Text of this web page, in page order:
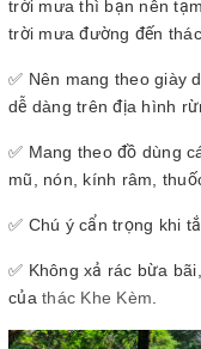
trời mưa thì bạn nên
trời mưa đường đến
✅ Nên mang theo giày
dễ dàng trên địa hình
✅ Mang theo đồ dùng
mũ, nón, kính râm,
✅ Chú ý cẩn trọng khi
✅ Không xả rác bừa
của thác Khe Kèm